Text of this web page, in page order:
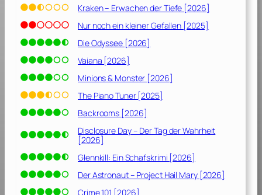
Kraken – Erwachen der Tiefe [2026]
Nur noch ein kleiner Gefallen [2025]
Die Odyssee [2026]
Vaiana [2026]
Minions & Monster [2026]
The Piano Tuner [2025]
Backrooms [2026]
Disclosure Day – Der Tag der Wahrheit
[2026]
Glennkill: Ein Schafskrimi [2026]
Der Astronaut – Project Hail Mary [2026]
Crime 101 [2026]